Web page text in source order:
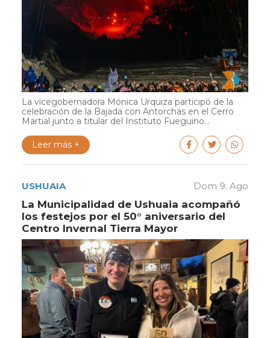
La vicegobernadora Mónica Urquiza participó de la
celebración de la Bajada con Antorchas en el Cerro
Martial junto a titular del Instituto Fueguino...
Leer más +
USHUAIA Dom 9. Ago
La Municipalidad de Ushuaia acompañó
los festejos por el 50° aniversario del
Centro Invernal Tierra Mayor